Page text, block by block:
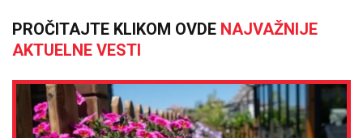
PROČITAJTE KLIKOM OVDE NAJVAŽNIJE
AKTUELNE VESTI